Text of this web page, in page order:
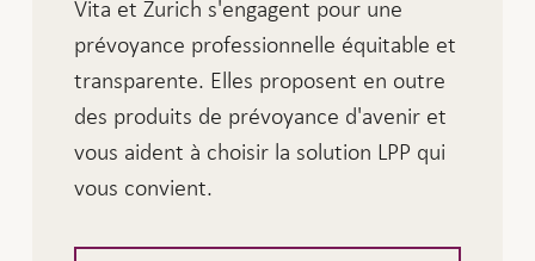
Vita et Zurich s'engagent pour une
prévoyance professionnelle équitable et
transparente. Elles proposent en outre
des produits de prévoyance d'avenir et
vous aident à choisir la solution LPP qui
vous convient.